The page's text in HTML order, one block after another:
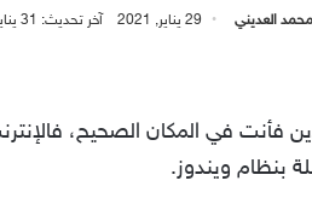
العديني 29 يناير, 2021 آخر تحديث: 31 يناير, 2021
فأنت في المكان الصحيح،
بنظام ويندوز.